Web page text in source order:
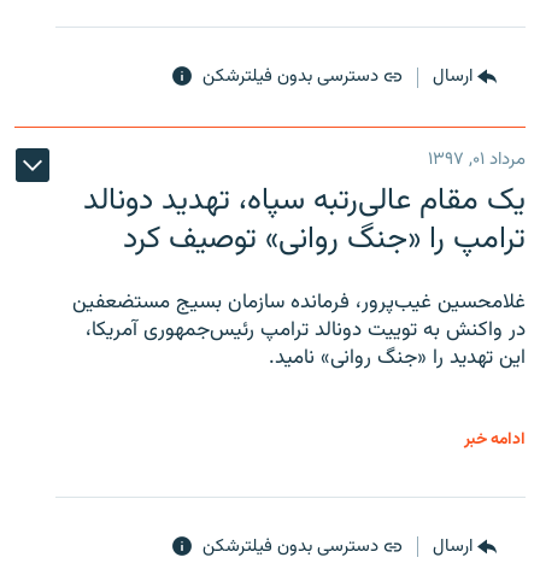
ارسال دسترسی بدون فیلترشکن
مرداد ۰۱, ۱۳۹۷
یک مقام عالی‌رتبه سپاه، تهدید دونالد
ترامپ را «جنگ روانی» توصیف کرد
غلامحسین غیب‌پرور، فرمانده سازمان بسیج مستضعفین
در واکنش به توییت دونالد ترامپ رئیس‌جمهوری آمریکا،
این تهدید را «جنگ روانی» نامید.
ادامه خبر
ارسال دسترسی بدون فیلترشکن